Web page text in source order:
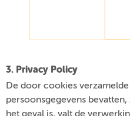
3. Privacy Policy
De door cookies
persoonsgegevens
het geval is, valt de